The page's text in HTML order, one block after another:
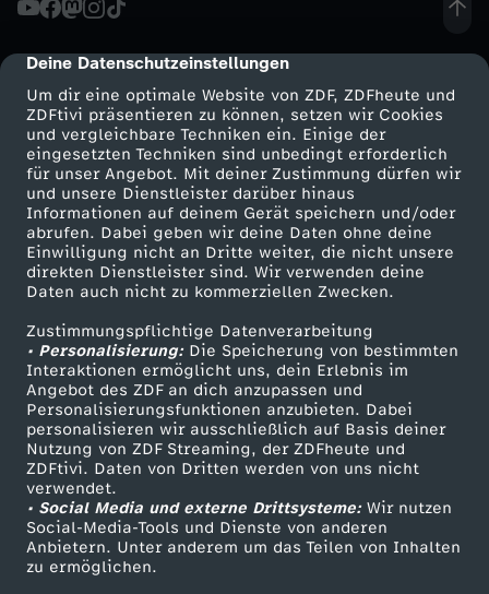
cmp-dialog-description
Deine Datenschutzeinstellungen
Um dir eine optimale Website von ZDF, ZDFheute und
ZDFtivi präsentieren zu können, setzen wir Cookies
und vergleichbare Techniken ein. Einige der
eingesetzten Techniken sind unbedingt erforderlich
für unser Angebot. Mit deiner Zustimmung dürfen wir
und unsere Dienstleister darüber hinaus
Informationen auf deinem Gerät speichern und/oder
abrufen. Dabei geben wir deine Daten ohne deine
Einwilligung nicht an Dritte weiter, die nicht unsere
direkten Dienstleister sind. Wir verwenden deine
Daten auch nicht zu kommerziellen Zwecken.
Zustimmungspflichtige Datenverarbeitung
• Personalisierung:Die Speicherung von bestimmten
Interaktionen ermöglicht uns, dein Erlebnis im
Angebot des ZDF an dich anzupassen und
Personalisierungsfunktionen anzubieten. Dabei
personalisieren wir ausschließlich auf Basis deiner
Nutzung von ZDF Streaming, der ZDFheute und
ZDFtivi. Daten von Dritten werden von uns nicht
verwendet.
• Social Media und externe Drittsysteme:Wir nutzen
Social-Media-Tools und Dienste von anderen
Anbietern. Unter anderem um das Teilen von Inhalten
zu ermöglichen.
l
u
n
g
s
t
i
p
p
:
"
Mehr ZDF
ZDF-Apps
Smart TV
ZDFtext
Livestreams
Sendungen A-Z
TV-Programm
Service
ZDFmitreden
Kontakt zum ZDF
Tickets
Zuschauerservice
Hilfe
ZDF Unternehmen
Karriere